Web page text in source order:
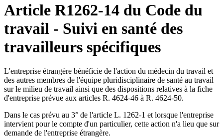
Article R1262-14 du Code du
travail - Suivi en santé des
travailleurs spécifiques
L'entreprise étrangère bénéficie de l'action du médecin du travail et
des autres membres de l'équipe pluridisciplinaire de santé au travail
sur le milieu de travail ainsi que des dispositions relatives à la fiche
d'entreprise prévue aux articles R. 4624-46 à R. 4624-50.
Dans le cas prévu au 3° de l'article L. 1262-1 et lorsque l'entreprise
intervient pour le compte d'un particulier, cette action n'a lieu que sur
demande de l'entreprise étrangère.